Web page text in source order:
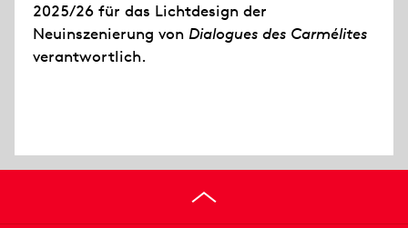
2025/26 für das Lichtdesign der
Neuinszenierung von Dialogues des Carmélites
verantwortlich.